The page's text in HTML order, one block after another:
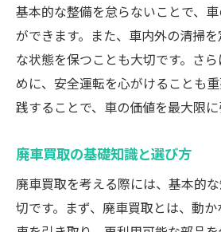
基本的な整備を怠らないことで、
ができます。また、車内外の清掃
な状態を保つことも大切です。さ
めに、安全運転を心がけることも
践することで、車の価値を最大限に
廃車買取の基礎知識と選び方
廃車買取を考える際には、基本的
切です。まず、廃車買取とは、動